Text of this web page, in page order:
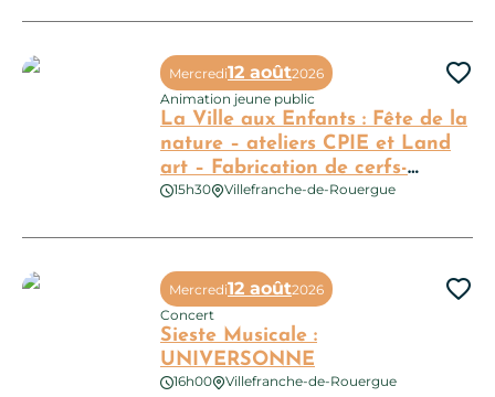
La Ville aux Enfants : Fête de la
nature – ateliers CPIE et Land
art – Fabrication de cerfs-
volants
15h30 Villefranche-de-Rouergue
Mercredi12 août2026
Animation jeune public
Sieste Musicale :
UNIVERSONNE
16h00 Villefranche-de-Rouergue
Mercredi12 août2026
Concert